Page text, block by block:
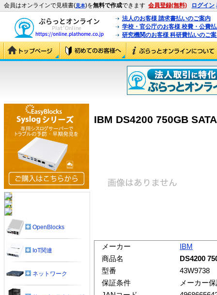
会員はオンラインで見積書(見本)を無料で作成できます 会員登録(無料) ログイン
法人のお客様 請求書払いのご案内
学校・官公庁のお客様 校費・公費
研究機関のお客様 科研費払いのご
IBM DS4200 750GB
メーカー
IBM
商品名
DS4200
型番
43W9738
保証条件
メーカー
OpenBlocks
IoT関連
ネットワーク